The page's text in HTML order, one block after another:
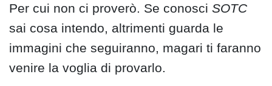
Per cui non ci proverò. Se conosci SOTC
sai cosa intendo, altrimenti guarda le
immagini che seguiranno, magari ti faranno
venire la voglia di provarlo.